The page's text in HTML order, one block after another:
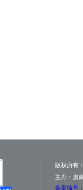
版权所有
主办：肃
备案编号